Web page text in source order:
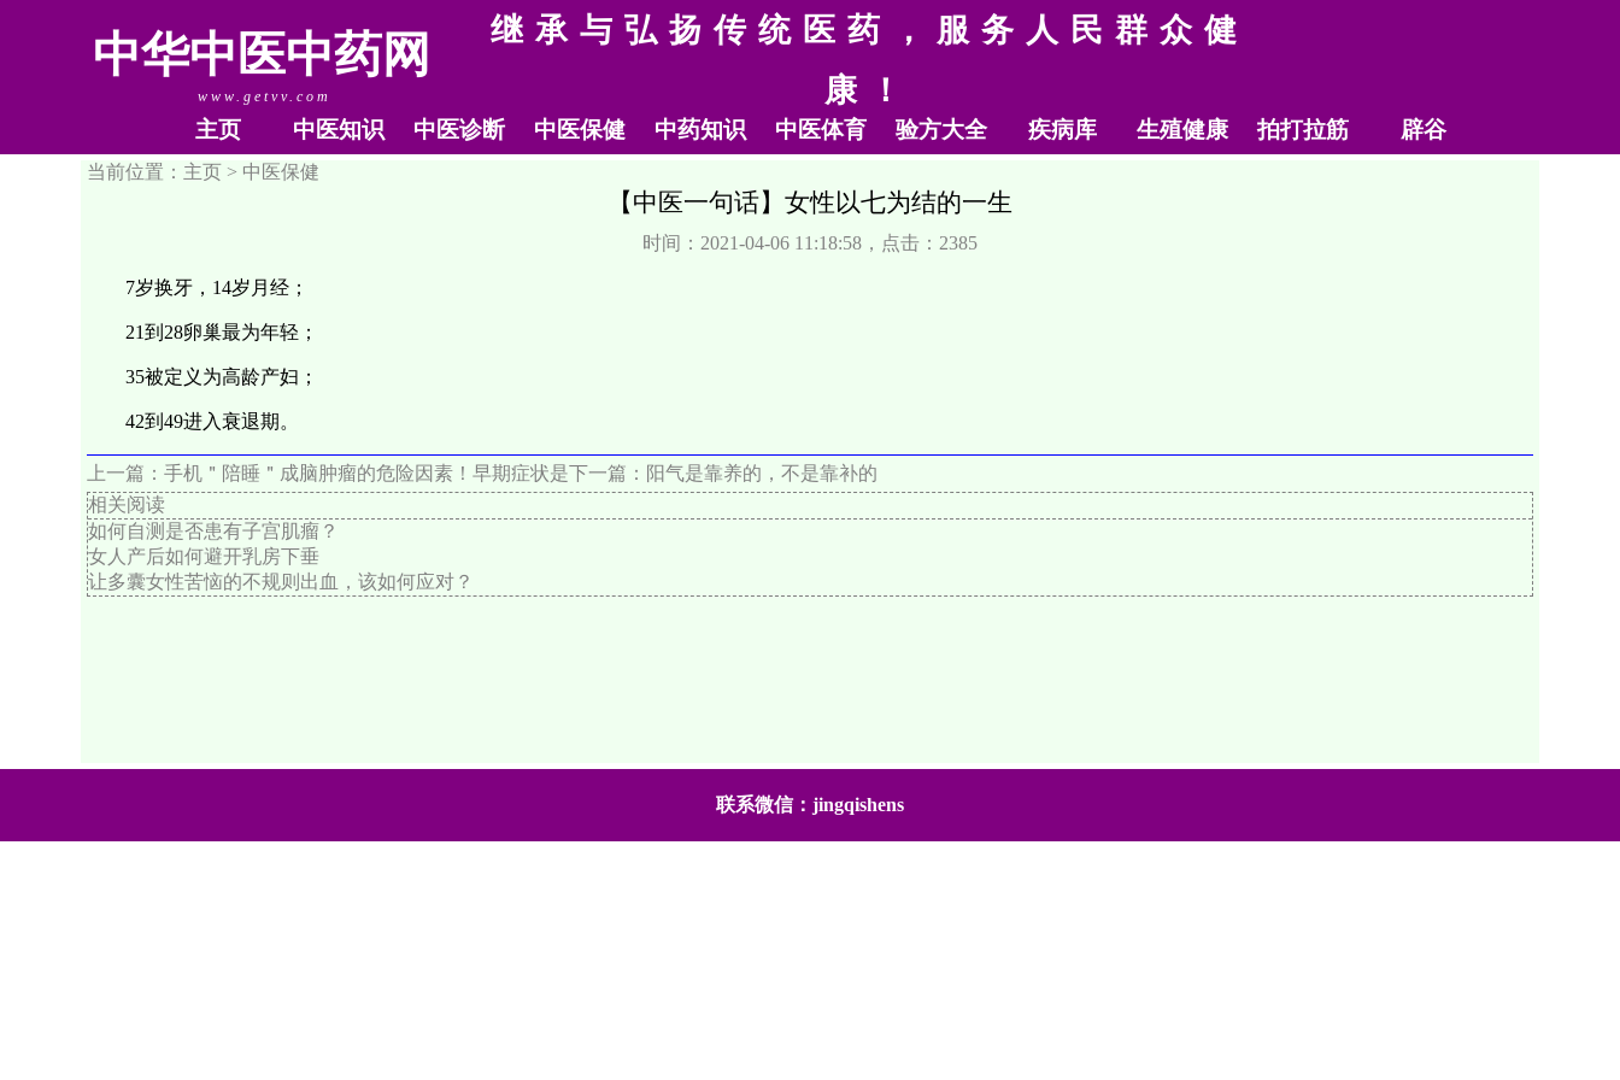
中华中医中药网
www.getvv.com
继承与弘扬传统医药，服务人民群众健
康！
主页 中医知识 中医诊断 中医保健 中药知识 中医体育 验方大全 疾病库 生殖健康 拍打拉筋 辟谷
当前位置：主页 > 中医保健
【中医一句话】女性以七为结的一生
时间：2021-04-06 11:18:58，点击：2385
7岁换牙，14岁月经；
21到28卵巢最为年轻；
35被定义为高龄产妇；
42到49进入衰退期。
上一篇：手机＂陪睡＂成脑肿瘤的危险因素！早期症状是下一篇： 阳气是靠养的，不是靠补的
相关阅读
如何自测是否患有子宫肌瘤？
女人产后如何避开乳房下垂
让多囊女性苦恼的不规则出血，该如何应对？
联系微信：jingqishens